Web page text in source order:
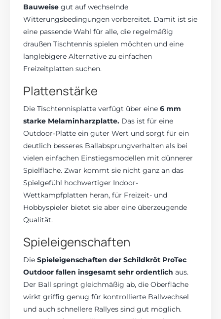
Bauweise gut auf wechselnde
Witterungsbedingungen vorbereitet. Damit ist sie
eine passende Wahl für alle, die regelmäßig
draußen Tischtennis spielen möchten und eine
langlebigere Alternative zu einfachen
Freizeitplatten suchen.
Plattenstärke
Die Tischtennisplatte verfügt über eine6 mm
starke Melaminharzplatte. Das ist für eine
Outdoor-Platte ein guter Wert und sorgt für ein
deutlich besseres Ballabsprungverhalten als bei
vielen einfachen Einstiegsmodellen mit dünnerer
Spielfläche. Zwar kommt sie nicht ganz an das
Spielgefühl hochwertiger Indoor-
Wettkampfplatten heran, für Freizeit- und
Hobbyspieler bietet sie aber eine überzeugende
Qualität.
Spieleigenschaften
DieSpieleigenschaften der Schildkröt ProTec
Outdoor fallen insgesamt sehr ordentlich aus.
Der Ball springt gleichmäßig ab, die Oberfläche
wirkt griffig genug für kontrollierte Ballwechsel
und auch schnellere Rallyes sind gut möglich.